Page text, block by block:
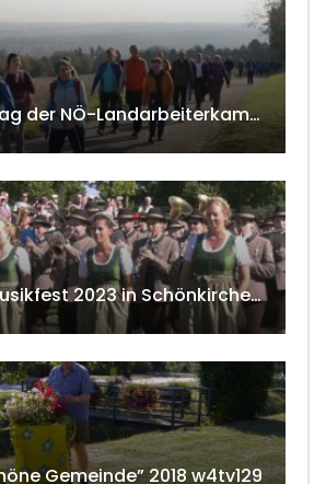
Wandertag der NÖ-Landarbeiterkammer in Hollabrunn 2024
Bezirksmusikfest 2023 in Schönkirchen-Reyersdorf
Gemeinde” 2018 w4tv129